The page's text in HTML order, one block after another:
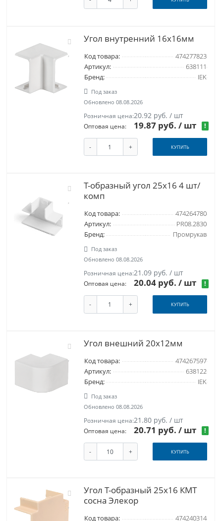
Угол внутренний 16x16мм
Код товара:
474277823
Артикул:
638111
Бренд:
IEK
Под заказ
Обновлено 08.08.2026
Розничная цена:20.92 руб. / шт
Оптовая цена: 19.87 руб./ шт !
- + КУПИТЬ
Т-образный угол 25х16 4 шт/
комп
Код товара:
474264780
Артикул:
PR08.2830
Бренд:
Промрукав
Под заказ
Обновлено 08.08.2026
Розничная цена:21.09 руб. / шт
Оптовая цена: 20.04 руб./ шт !
- + КУПИТЬ
Угол внешний 20x12мм
Код товара:
474267597
Артикул:
638122
Бренд:
IEK
Под заказ
Обновлено 08.08.2026
Розничная цена:21.80 руб. / шт
Оптовая цена: 20.71 руб./ шт !
- + КУПИТЬ
Угол Т-образный 25х16 КМТ
сосна Элекор
Код товара:
474240314